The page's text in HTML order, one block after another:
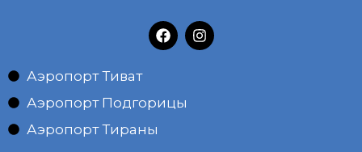
Аэропорт Тиват
Аэропорт Подгорицы
Аэропорт Тираны